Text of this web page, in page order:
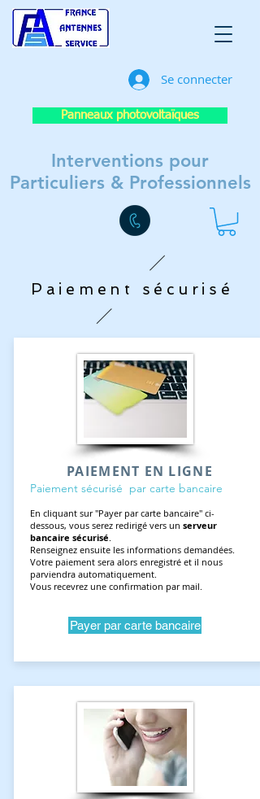
Se connecter
Panneaux photovoltaïques
Interventions pour
Particuliers & Professionnels
Paiement sécurisé
PAIEMENT EN LIGNE
Paiement sécurisé par carte bancaire
En cliquant sur "Payer par carte bancaire" ci-
dessous, vous serez redirigé vers un serveur
bancaire sécurisé.
Renseignez ensuite les informations demandées.
Votre paiement sera alors enregistré et il nous
parviendra automatiquement.
Vous recevrez une confirmation par mail.
Payer par carte bancaire